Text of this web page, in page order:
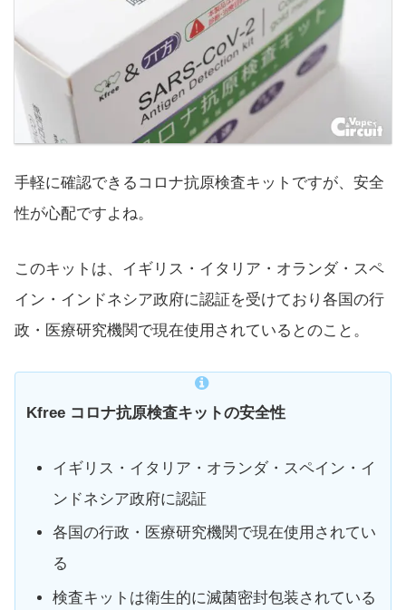
手軽に確認できるコロナ抗原検査キットですが、安全
性が心配ですよね。
このキットは、イギリス・イタリア・オランダ・スペ
イン・インドネシア政府に認証を受けており各国の行
政・医療研究機関で現在使用されているとのこと。
Kfree コロナ抗原検査キットの安全性
イギリス・イタリア・オランダ・スペイン・イ
ンドネシア政府に認証
各国の行政・医療研究機関で現在使用されてい
る
検査キットは衛生的に滅菌密封包装されている